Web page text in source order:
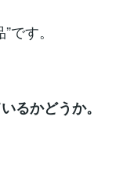
す。
るかどうか。